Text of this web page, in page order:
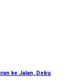
ke Jalan, Debu